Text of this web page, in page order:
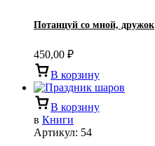
Потанцуй со мной, дружок
450,00 ₽
В корзину
В корзину
в Книги
Артикул: 54